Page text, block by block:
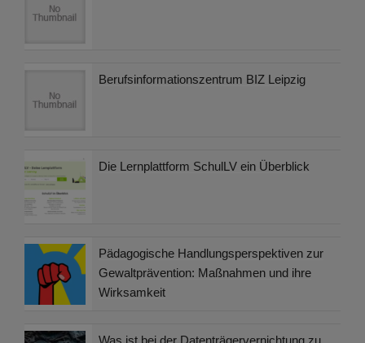
Berufsinformationszentrum BIZ Leipzig
Die Lernplattform SchulLV ein Überblick
Pädagogische Handlungsperspektiven zur
Gewaltprävention: Maßnahmen und ihre
Wirksamkeit
Was ist bei der Datenträgervernichtung zu